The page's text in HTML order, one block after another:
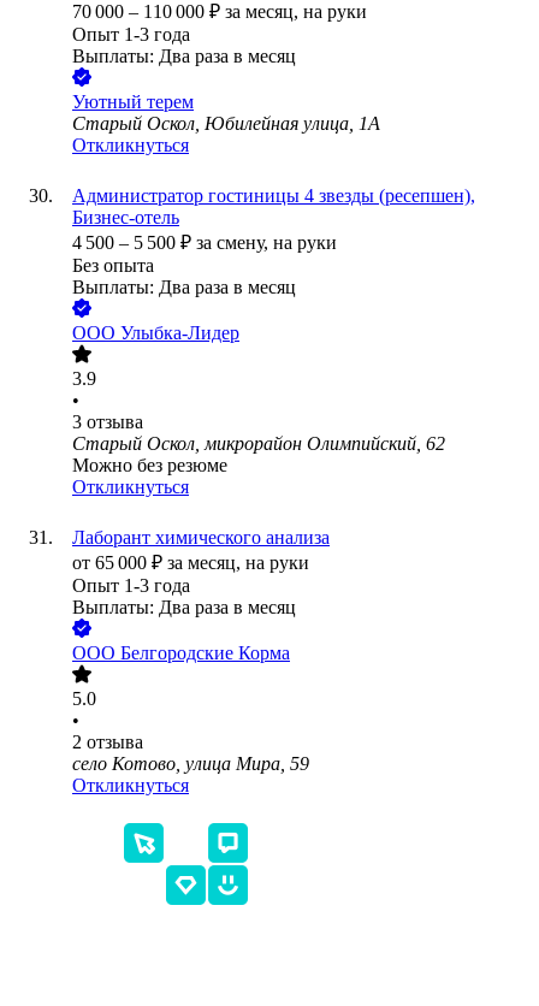
70 000 – 110 000 ₽ за месяц, на руки
Опыт 1-3 года
Выплаты: Два раза в месяц
Уютный терем
Старый Оскол, Юбилейная улица, 1А
Откликнуться
Администратор гостиницы 4 звезды (ресепшен),
Бизнес-отель
4 500 – 5 500 ₽ за смену, на руки
Без опыта
Выплаты: Два раза в месяц
ООО Улыбка-Лидер
3.9
•
3 отзыва
Старый Оскол, микрорайон Олимпийский, 62
Можно без резюме
Откликнуться
Лаборант химического анализа
от 65 000 ₽ за месяц, на руки
Опыт 1-3 года
Выплаты: Два раза в месяц
ООО Белгородские Корма
5.0
•
2 отзыва
село Котово, улица Мира, 59
Откликнуться